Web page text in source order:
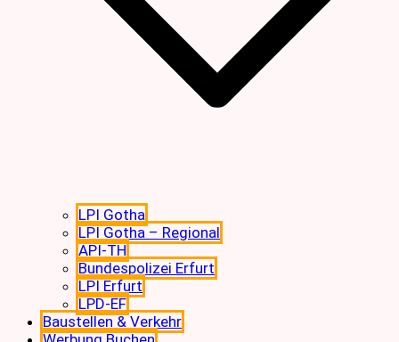
LPI Gotha
LPI Gotha – Regional
API-TH
Bundespolizei Erfurt
LPI Erfurt
LPD-EF
Baustellen & Verkehr